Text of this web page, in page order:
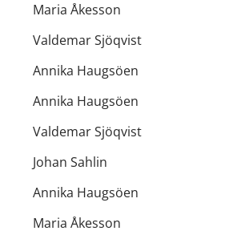
Maria Åkesson
Valdemar Sjöqvist
Annika Haugsöen
Annika Haugsöen
Valdemar Sjöqvist
Johan Sahlin
Annika Haugsöen
Maria Åkesson